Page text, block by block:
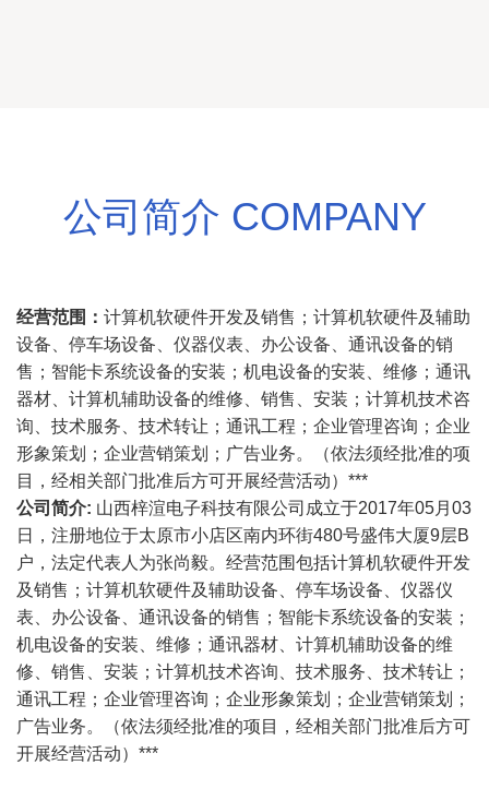
公司简介 COMPANY
经营范围： 计算机软硬件开发及销售；计算机软硬件及辅助
设备、停车场设备、仪器仪表、办公设备、通讯设备的销
售；智能卡系统设备的安装；机电设备的安装、维修；通讯
器材、计算机辅助设备的维修、销售、安装；计算机技术咨
询、技术服务、技术转让；通讯工程；企业管理咨询；企业
形象策划；企业营销策划；广告业务。（依法须经批准的项
目，经相关部门批准后方可开展经营活动）***
公司简介: 山西梓渲电子科技有限公司成立于2017年05月03
日，注册地位于太原市小店区南内环街480号盛伟大厦9层B
户，法定代表人为张尚毅。经营范围包括计算机软硬件开发
及销售；计算机软硬件及辅助设备、停车场设备、仪器仪
表、办公设备、通讯设备的销售；智能卡系统设备的安装；
机电设备的安装、维修；通讯器材、计算机辅助设备的维
修、销售、安装；计算机技术咨询、技术服务、技术转让；
通讯工程；企业管理咨询；企业形象策划；企业营销策划；
广告业务。（依法须经批准的项目，经相关部门批准后方可
开展经营活动）***